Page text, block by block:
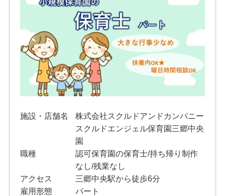
施設・店舗名
株式会社スクルドアンドカンパニー
スクルドエンジェル保育園三郷中央
園
職種
認可保育園の保育士/持ち帰り制作
なし/残業なし
アクセス
三郷中央駅から徒歩6分
雇用形態
パート